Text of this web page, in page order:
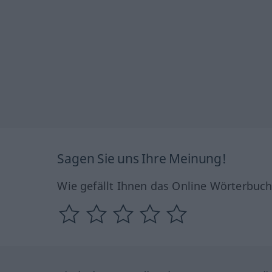
Sagen Sie uns Ihre Meinung!
Wie gefällt Ihnen das Online